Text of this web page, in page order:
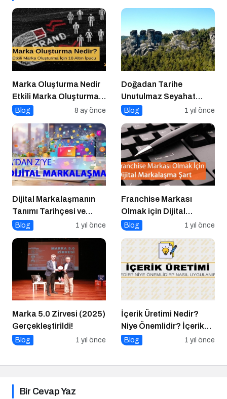
Marka Oluşturma Nedir
Etkili Marka Oluşturma
için 10 Altın İpucu
Blog 8 ay önce
Doğadan Tarihe
Unutulmaz Seyahat
Önerileri
Blog 1 yıl önce
Dijital Markalaşmanın
Tanımı Tarihçesi ve
Önemi
Blog 1 yıl önce
Franchise Markası
Olmak için Dijital
Markalaşma Şart
Blog 1 yıl önce
Marka 5.0 Zirvesi (2025)
Gerçekleştirildi!
Blog 1 yıl önce
İçerik Üretimi Nedir?
Niye Önemlidir? İçerik
Üretimi Nasıl Yapılır?
Blog 1 yıl önce
Bir Cevap Yaz